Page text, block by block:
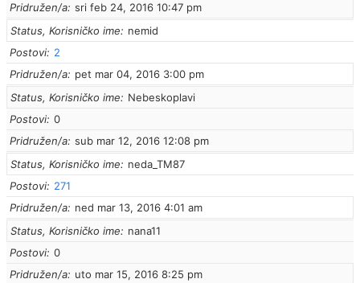
Pridružen/a sri feb 24, 2016 10:47 pm
Status, Korisničko ime
nemid
Postovi
2
Pridružen/a
pet mar 04, 2016 3:00 pm
Status, Korisničko ime
Nebeskoplavi
Postovi 0
Pridružen/a sub mar 12, 2016 12:08 pm
Status, Korisničko ime
neda_TM87
Postovi
271
Pridružen/a
ned mar 13, 2016 4:01 am
Status, Korisničko ime
nana11
Postovi 0
Pridružen/a
uto mar 15, 2016 8:25 pm